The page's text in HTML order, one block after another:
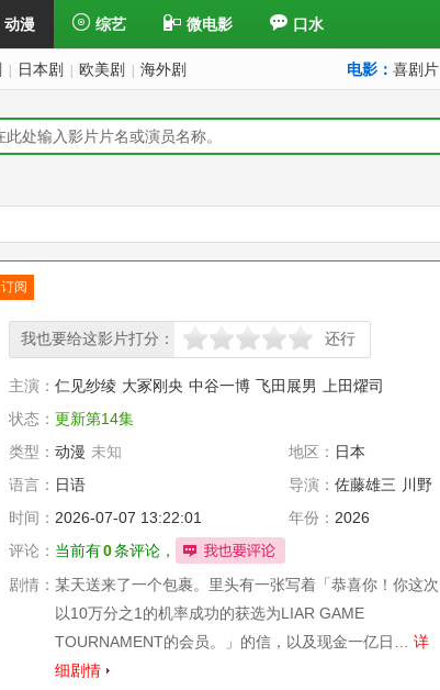
动漫 综艺 微电影 口水
日本剧 欧美剧 海外剧 电影： 喜剧片
订阅
我也要给这影片打分：
很差较差 还行推荐 力荐 还行
主演： 仁见纱绫 大冢刚央 中谷一博 飞田展男
上田燿司
状态： 更新第14集
类型： 动漫 未知 地区： 日本
语言： 日语 导演： 佐藤雄三 川野
麻美
时间： 2026-07-07 13:22:01 年份： 2026
评论： 当前有0条评论，
剧情： 某天送来了一个包裹。里头有一张写着「恭喜你！你这次
以10万分之1的机率成功的获选为LIAR GAME
TOURNAMENT的会员。」的信，以及现金一亿日… 详
细剧情